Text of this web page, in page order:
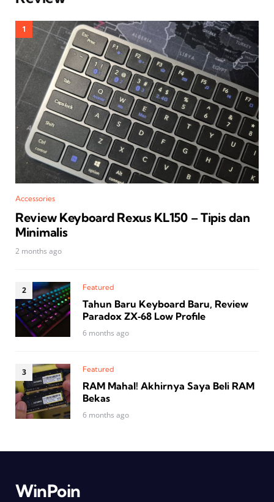
Accessories
Review Keyboard Rexus KL150 – Tipis dan
Minimalis
2 months ago
Featured
Tahun Baru Keyboard Baru, Review
Paradox ZX‑68 Low Profile
6 months ago
Featured
RAM Mahal! Akhirnya Saya Beli RAM
Bekas
6 months ago
WinPoin